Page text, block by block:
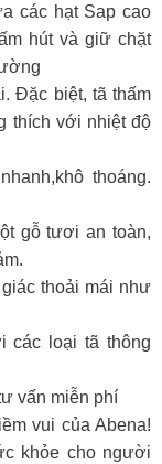
các hạt Sap cao
hút và giữ chặt
Đặc biệt, tã thấm
thích với nhiệt độ
thoáng.
gỗ tươi an toàn,
thoải mái như
các loại tã thông
vấn miễn phí
vui của Abena!
khỏe cho người